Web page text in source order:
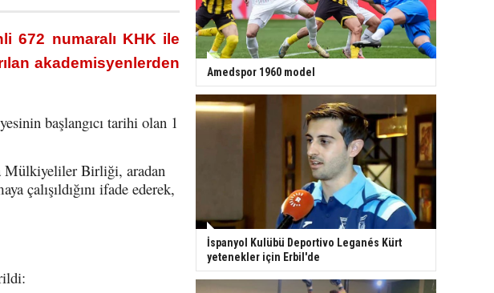
672 numaralı KHK ile
akademisyenlerden
başlangıcı tarihi olan 1
Mülkiyeliler Birliği, aradan
çalışıldığını ifade ederek,
Amedspor 1960 model
İspanyol Kulübü Deportivo Leganés Kürt
yetenekler için Erbil'de